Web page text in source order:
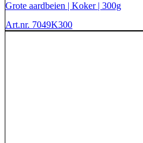
Grote aardbeien | Koker | 300g
Art.nr. 7049K300